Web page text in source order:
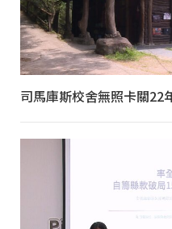
司馬庫斯校舍無照卡關22